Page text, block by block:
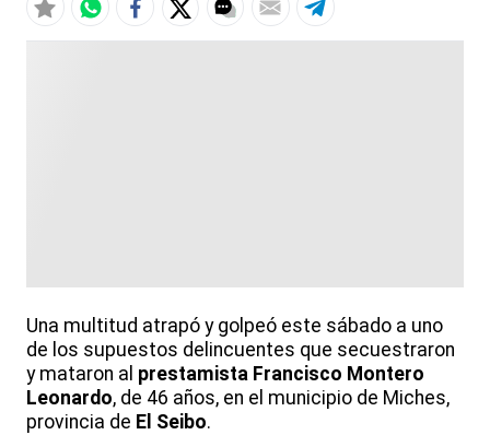
Una multitud atrapó y golpeó este sábado a uno
de los supuestos delincuentes que secuestraron
y mataron al prestamista Francisco Montero
Leonardo, de 46 años, en el municipio de Miches,
provincia de El Seibo.